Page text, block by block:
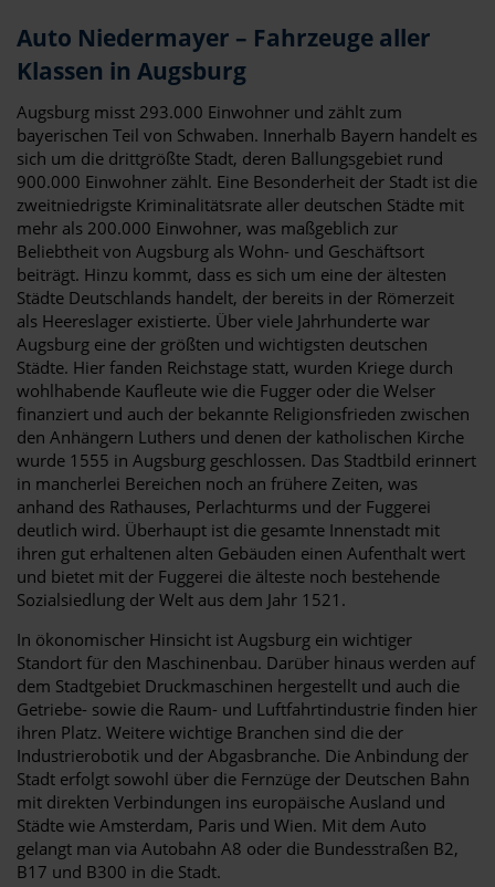
Auto Niedermayer – Fahrzeuge aller
Klassen in Augsburg
Augsburg misst 293.000 Einwohner und zählt zum
bayerischen Teil von Schwaben. Innerhalb Bayern handelt es
sich um die drittgrößte Stadt, deren Ballungsgebiet rund
900.000 Einwohner zählt. Eine Besonderheit der Stadt ist die
zweitniedrigste Kriminalitätsrate aller deutschen Städte mit
mehr als 200.000 Einwohner, was maßgeblich zur
Beliebtheit von Augsburg als Wohn- und Geschäftsort
beiträgt. Hinzu kommt, dass es sich um eine der ältesten
Städte Deutschlands handelt, der bereits in der Römerzeit
als Heereslager existierte. Über viele Jahrhunderte war
Augsburg eine der größten und wichtigsten deutschen
Städte. Hier fanden Reichstage statt, wurden Kriege durch
wohlhabende Kaufleute wie die Fugger oder die Welser
finanziert und auch der bekannte Religionsfrieden zwischen
den Anhängern Luthers und denen der katholischen Kirche
wurde 1555 in Augsburg geschlossen. Das Stadtbild erinnert
in mancherlei Bereichen noch an frühere Zeiten, was
anhand des Rathauses, Perlachturms und der Fuggerei
deutlich wird. Überhaupt ist die gesamte Innenstadt mit
ihren gut erhaltenen alten Gebäuden einen Aufenthalt wert
und bietet mit der Fuggerei die älteste noch bestehende
Sozialsiedlung der Welt aus dem Jahr 1521.
In ökonomischer Hinsicht ist Augsburg ein wichtiger
Standort für den Maschinenbau. Darüber hinaus werden auf
dem Stadtgebiet Druckmaschinen hergestellt und auch die
Getriebe- sowie die Raum- und Luftfahrtindustrie finden hier
ihren Platz. Weitere wichtige Branchen sind die der
Industrierobotik und der Abgasbranche. Die Anbindung der
Stadt erfolgt sowohl über die Fernzüge der Deutschen Bahn
mit direkten Verbindungen ins europäische Ausland und
Städte wie Amsterdam, Paris und Wien. Mit dem Auto
gelangt man via Autobahn A8 oder die Bundesstraßen B2,
B17 und B300 in die Stadt.